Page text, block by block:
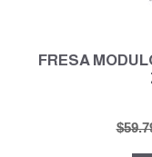
FRESA
$